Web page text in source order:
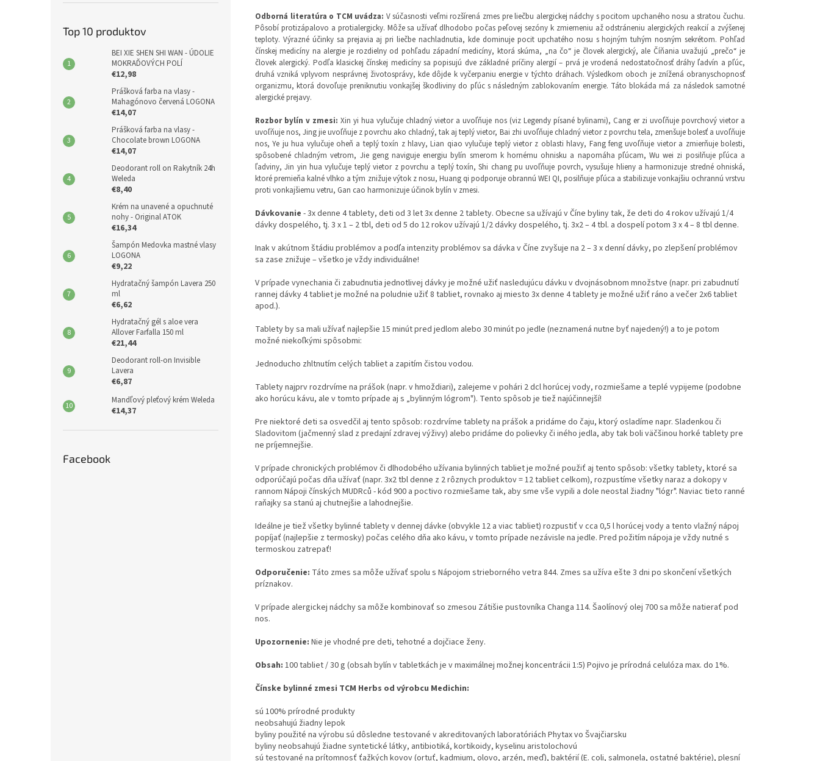
Top 10 produktov
BEI XIE SHEN SHI WAN - ÚDOLIE
MOKRAĎOVÝCH POLÍ
€12,98
Prášková farba na vlasy -
Mahagónovo červená LOGONA
€14,07
Prášková farba na vlasy -
Chocolate brown LOGONA
€14,07
Deodorant roll on Rakytník 24h
Weleda
€8,40
Krém na unavené a opuchnuté
nohy - Original ATOK
€16,34
Šampón Medovka mastné vlasy
LOGONA
€9,22
Hydratačný šampón Lavera 250
ml
€6,62
Hydratačný gél s aloe vera
Allover Farfalla 150 ml
€21,44
Deodorant roll-on Invisible
Lavera
€6,87
Mandľový pleťový krém Weleda
€14,37
Facebook
Odborná literatúra o TCM uvádza: V súčasnosti veľmi rozšírená zmes pre liečbu alergickej nádchy s pocitom upchaného nosu a stratou čuchu.
Pôsobí protizápalovo a protialergicky. Môže sa užívať dlhodobo počas peľovej sezóny k zmierneniu až odstráneniu alergických reakcií a zvýšenej
teploty. Výrazné účinky sa prejavia aj pri liečbe nachladnutia, kde dominuje pocit upchatého nosu s hojným tuhým nosným sekrétom. Pohľad
čínskej medicíny na alergie je rozdielny od pohľadu západní medicíny, ktorá skúma, „na čo“ je človek alergický, ale Číňania uvažujú „prečo“ je
človek alergický. Podľa klasickej čínskej medicíny sa popisujú dve základné príčiny alergií – prvá je vrodená nedostatočnosť dráhy ľadvín a pľúc,
druhá vzniká vplyvom nesprávnej životosprávy, kde dôjde k vyčerpaniu energie v týchto dráhach. Výsledkom oboch je znížená obranyschopnosť
organizmu, ktorá dovoľuje preniknutiu vonkajšej škodliviny do pľúc s následným zablokovaním energie. Táto blokáda má za následok samotné
alergické prejavy.
Rozbor bylín v zmesi: Xin yi hua vylučuje chladný vietor a uvoľňuje nos (viz Legendy písané bylinami), Cang er zi uvoľňuje povrchový vietor a
uvoľňuje nos, Jing jie uvoľňuje z povrchu ako chladný, tak aj teplý vietor, Bai zhi uvoľňuje chladný vietor z povrchu tela, zmenšuje bolesť a uvoľňuje
nos, Ye ju hua vylučuje oheň a teplý toxín z hlavy, Lian qiao vylučuje teplý vietor z oblasti hlavy, Fang feng uvoľňuje vietor a zmierňuje bolesti,
spôsobené chladným vetrom, Jie geng naviguje energiu bylín smerom k hornému ohnisku a napomáha pľúcam, Wu wei zi posilňuje pľúca a
ľadviny, Jin yin hua vylučuje teplý vietor z povrchu a teplý toxín, Shi chang pu uvoľňuje povrch, vysušuje hlieny a harmonizuje stredné ohniská,
ktoré premieňa kalné vlhko a tým znižuje výtok z nosu, Huang qi podporuje obrannú WEI QI, posilňuje pľúca a stabilizuje vonkajšiu ochrannú vrstvu
proti vonkajšiemu vetru, Gan cao harmonizuje účinok bylín v zmesi.
Dávkovanie - 3x denne 4 tablety, deti od 3 let 3x denne 2 tablety. Obecne sa užívajú v Číne byliny tak, že deti do 4 rokov užívajú 1/4
dávky dospelého, tj. 3 x 1 – 2 tbl, deti od 5 do 12 rokov užívajú 1/2 dávky dospelého, tj. 3x2 – 4 tbl. a dospelí potom 3 x 4 – 8 tbl denne.
Inak v akútnom štádiu problémov a podľa intenzity problémov sa dávka v Číne zvyšuje na 2 – 3 x denní dávky, po zlepšení problémov
sa zase znižuje – všetko je vždy individuálne!
V prípade vynechania či zabudnutia jednotlivej dávky je možné užiť nasledujúcu dávku v dvojnásobnom množstve (napr. pri zabudnutí
rannej dávky 4 tabliet je možné na poludnie užiť 8 tabliet, rovnako aj miesto 3x denne 4 tablety je možné užiť ráno a večer 2x6 tabliet
apod.).
Tablety by sa mali užívať najlepšie 15 minút pred jedlom alebo 30 minút po jedle (neznamená nutne byť najedený!) a to je potom
možné niekoľkými spôsobmi:
Jednoducho zhltnutím celých tabliet a zapitím čistou vodou.
Tablety najprv rozdrvíme na prášok (napr. v hmoždiari), zalejeme v pohári 2 dcl horúcej vody, rozmiešame a teplé vypijeme (podobne
ako horúcu kávu, ale v tomto prípade aj s „bylinným lógrom"). Tento spôsob je tiež najúčinnejší!
Pre niektoré deti sa osvedčil aj tento spôsob: rozdrvíme tablety na prášok a pridáme do čaju, ktorý osladíme napr. Sladenkou či
Sladovitom (jačmenný slad z predajní zdravej výživy) alebo pridáme do polievky či iného jedla, aby tak boli väčšinou horké tablety pre
ne príjemnejšie.
V prípade chronických problémov či dlhodobého užívania bylinných tabliet je možné použiť aj tento spôsob: všetky tablety, ktoré sa
odporúčajú počas dňa užívať (napr. 3x2 tbl denne z 2 rôznych produktov = 12 tabliet celkom), rozpustíme všetky naraz a dokopy v
rannom Nápoji čínských MUDRců - kód 900 a poctivo rozmiešame tak, aby sme vše vypili a dole neostal žiadny "lógr". Naviac tieto ranné
raňajky sa stanú aj chutnejšie a lahodnejšie.
Ideálne je tiež všetky bylinné tablety v dennej dávke (obvykle 12 a viac tabliet) rozpustiť v cca 0,5 l horúcej vody a tento vlažný nápoj
popíjať (najlepšie z termosky) počas celého dňa ako kávu, v tomto prípade nezávisle na jedle. Pred požitím nápoja je vždy nutné s
termoskou zatrepať!
Odporučenie: Táto zmes sa môže užívať spolu s Nápojom strieborného vetra 844. Zmes sa užíva ešte 3 dni po skončení všetkých
príznakov.
V prípade alergickej nádchy sa môže kombinovať so zmesou Zátišie pustovníka Changa 114. Šaolínový olej 700 sa môže natierať pod
nos.
Upozornenie: Nie je vhodné pre deti, tehotné a dojčiace ženy.
Obsah: 100 tabliet / 30 g (obsah bylín v tabletkách je v maximálnej možnej koncentrácii 1:5) Pojivo je prírodná celulóza max. do 1%.
Čínske bylinné zmesi TCM Herbs od výrobcu Medichin:
sú 100% prírodné produkty
neobsahujú žiadny lepok
byliny použité na výrobu sú dôsledne testované v akreditovaných laboratóriách Phytax vo Švajčiarsku
byliny neobsahujú žiadne syntetické látky, antibiotiká, kortikoidy, kyselinu aristolochovú
sú testované na prítomnosť ťažkých kovov (ortuť, kadmium, olovo, arzén, meď), baktérií (E. coli, salmonela, ostatné baktérie), plesní